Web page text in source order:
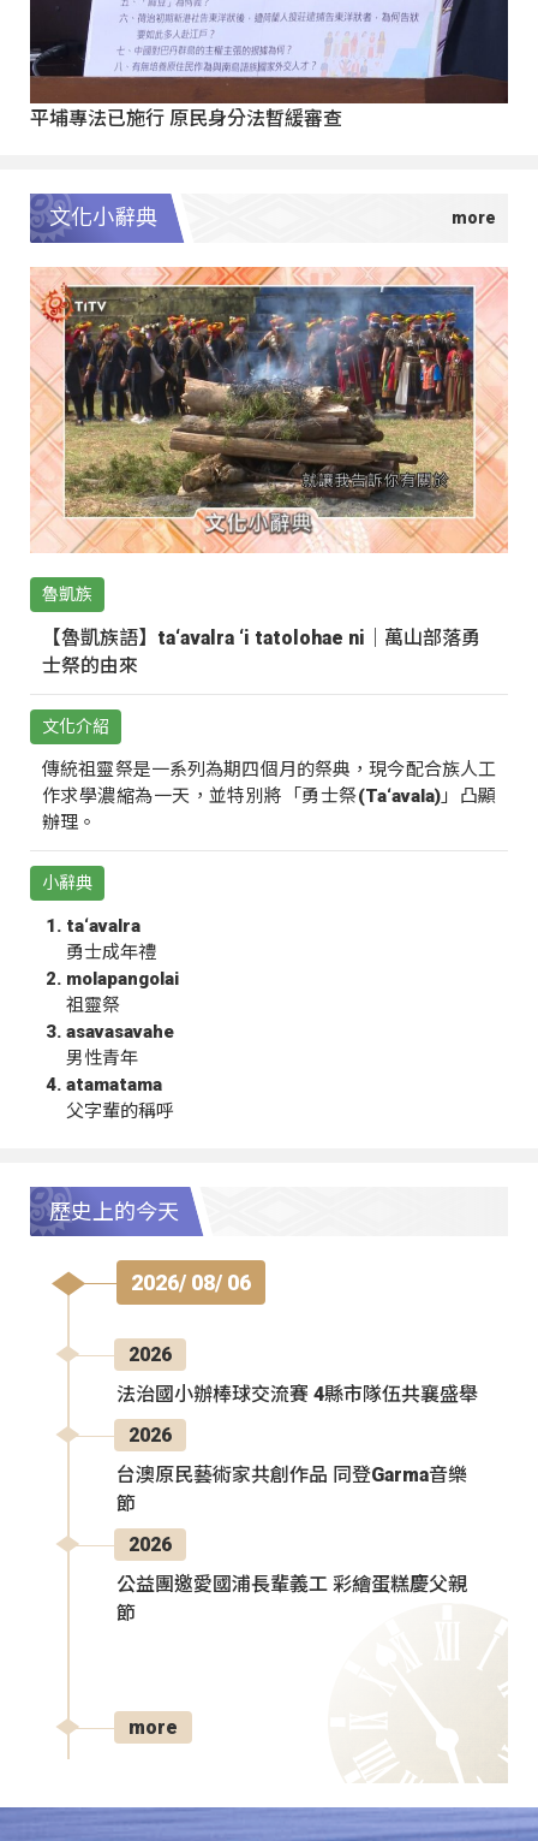
平埔專法已施行 原民身分法暫緩審查
文化小辭典
魯凱族
【魯凱族語】ta‘avalra ‘i tatolohae ni｜萬山部落勇
士祭的由來
文化介紹
傳統祖靈祭是一系列為期四個月的祭典，現今配合族人工
作求學濃縮為一天，並特別將「勇士祭(Ta‘avala)」凸顯
辦理。
小辭典
ta‘avalra
勇士成年禮
molapangolai
祖靈祭
asavasavahe
男性青年
atamatama
父字輩的稱呼
歷史上的今天
2026/ 08/ 06
2026
法治國小辦棒球交流賽 4縣市隊伍共襄盛舉
2026
台澳原民藝術家共創作品 同登Garma音樂
節
2026
公益團邀愛國浦長輩義工 彩繪蛋糕慶父親
節
more